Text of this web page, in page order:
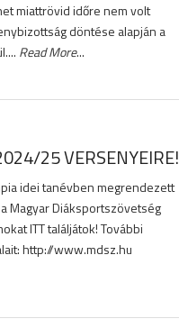
miattrövid időre nem volt
döntése alapján a
Read More...
25 VERSENYEIRE!
idei tanévben megrendezett
Magyar Diáksportszövetség
ITT találjátok! További
http://www.mdsz.hu